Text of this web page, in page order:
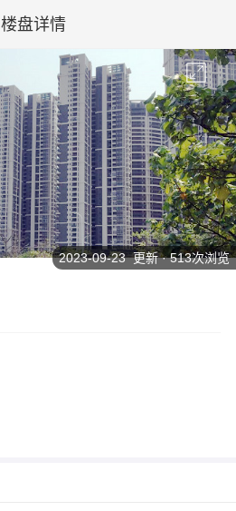
楼盘详情
2023-09-23 更新 · 513次浏览